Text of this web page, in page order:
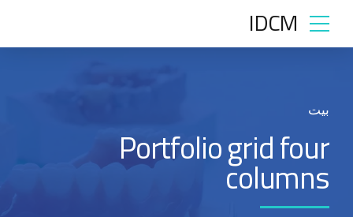
IDCM
بيت
Portfolio grid four
columns